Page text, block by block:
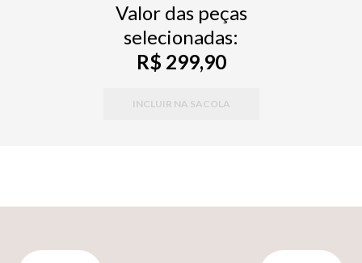
Valor das peças
selecionadas:
R$ 299,90
INCLUIR NA SACOLA